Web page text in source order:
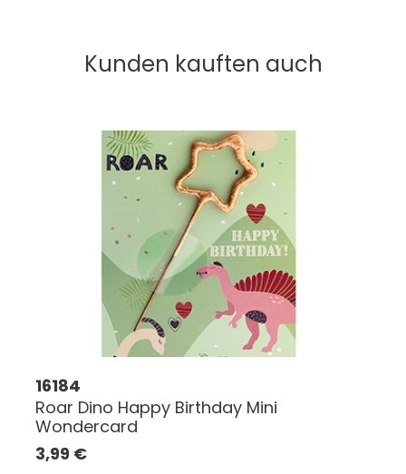
Kunden kauften auch
16184
Roar Dino Happy Birthday Mini
Wondercard
3,99 €